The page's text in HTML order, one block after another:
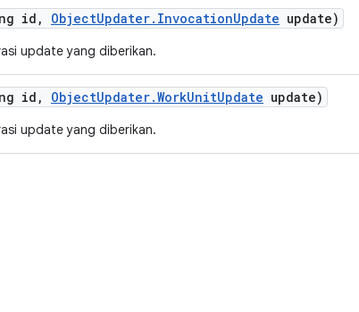
id , ObjectUpdater. InvocationUpdate update)
update yang diberikan.
id , ObjectUpdater.WorkUnitUpdate update)
update yang diberikan.